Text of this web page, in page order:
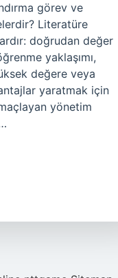
görev ve
Literatüre
doğrudan değer
yaklaşımı,
değere veya
yaratmak için
yönetim